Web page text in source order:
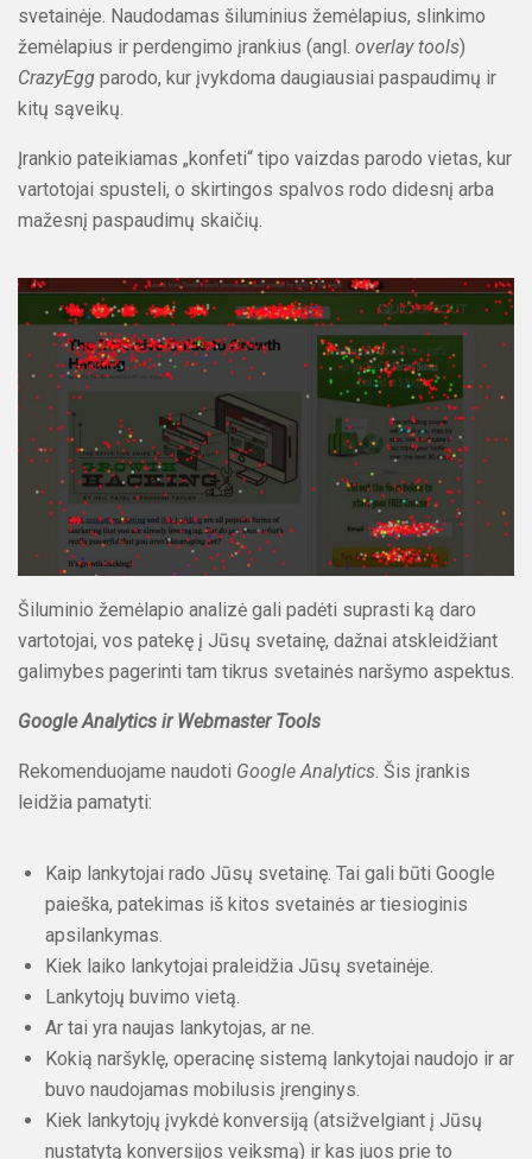
svetainėje. Naudodamas šiluminius žemėlapius, slinkimo
žemėlapius ir perdengimo įrankius (angl. overlay tools)
CrazyEgg parodo, kur įvykdoma daugiausiai paspaudimų ir
kitų sąveikų.
Įrankio pateikiamas „konfeti“ tipo vaizdas parodo vietas, kur
vartotojai spusteli, o skirtingos spalvos rodo didesnį arba
mažesnį paspaudimų skaičių.
Šiluminio žemėlapio analizė gali padėti suprasti ką daro
vartotojai, vos patekę į Jūsų svetainę, dažnai atskleidžiant
galimybes pagerinti tam tikrus svetainės naršymo aspektus.
Google Analytics ir Webmaster Tools
Rekomenduojame naudoti Google Analytics. Šis įrankis
leidžia pamatyti:
Kaip lankytojai rado Jūsų svetainę. Tai gali būti Google
paieška, patekimas iš kitos svetainės ar tiesioginis
apsilankymas.
Kiek laiko lankytojai praleidžia Jūsų svetainėje.
Lankytojų buvimo vietą.
Ar tai yra naujas lankytojas, ar ne.
Kokią naršyklę, operacinę sistemą lankytojai naudojo ir ar
buvo naudojamas mobilusis įrenginys.
Kiek lankytojų įvykdė konversiją (atsižvelgiant į Jūsų
nustatytą konversijos veiksmą) ir kas juos prie to